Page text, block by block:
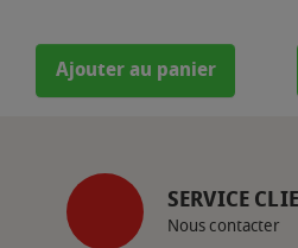
Ajouter au panier
SERVICE
Nous contacter